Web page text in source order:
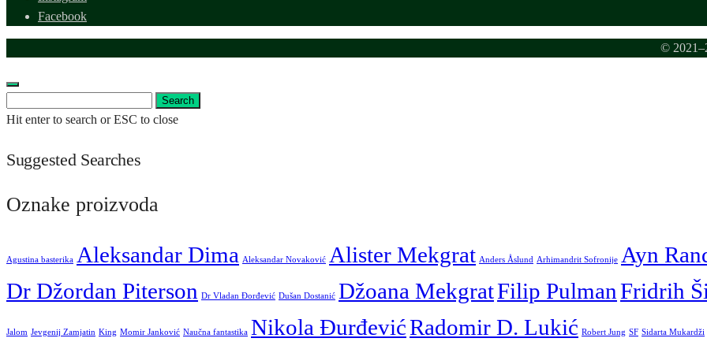
Facebook
©
for:
Search
Hit enter to search or ESC to close
Suggested Searches
Oznake proizvoda
Agustina basterika Aleksandar Dima Aleksandar Novaković Alister Mekgrat Anders Åslund Arhimandrit Sofronije Ayn
Dr Džordan Piterson Dr Vladan Đorđević Dušan Dostanić Džoana MekgratFilip PulmanFridrih
Jalom Jevgenij Zamjatin King Momir Janković Naučna fantastika Nikola ĐurđevićRadomir D. Lukić Robert Jung SF Sidarta Mukardži